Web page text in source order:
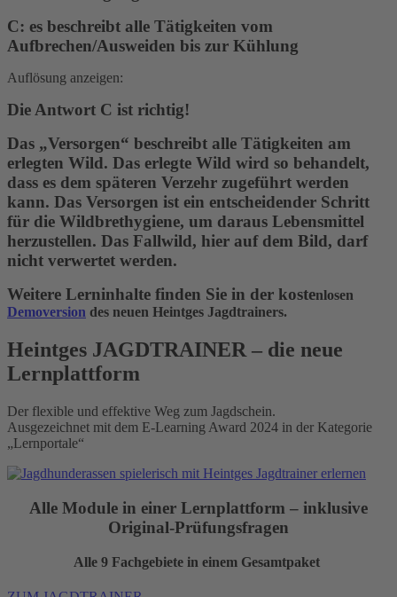
C: es beschreibt alle Tätigkeiten vom
Aufbrechen/Ausweiden bis zur Kühlung
Auflösung anzeigen:
Die Antwort C ist richtig!
Das „Versorgen“ beschreibt alle Tätigkeiten am
erlegten Wild. Das erlegte Wild wird so behandelt,
dass es dem späteren Verzehr zugeführt werden
kann. Das Versorgen ist ein entscheidender Schritt
für die Wildbrethygiene, um daraus Lebensmittel
herzustellen. Das Fallwild, hier auf dem Bild, darf
nicht verwertet werden.
Weitere Lerninhalte finden Sie in der kostenlosen
Demoversion des neuen Heintges Jagdtrainers.
Heintges JAGDTRAINER – die neue
Lernplattform
Der flexible und effektive Weg zum Jagdschein.
Ausgezeichnet mit dem E-Learning Award 2024 in der Kategorie
„Lernportale“
Alle Module in einer Lernplattform – inklusive
Original-Prüfungsfragen
Alle 9 Fachgebiete in einem Gesamtpaket